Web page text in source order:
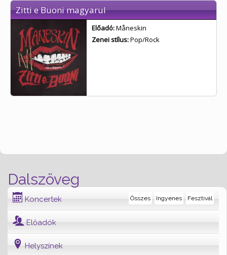
Dalszöveg
Koncertek Fesztivál
Ingyenes
Összes
Előadók
Helyszínek
Zitti e Buoni magyarul
Előadó:Måneskin
Zenei stílus:Pop/Rock